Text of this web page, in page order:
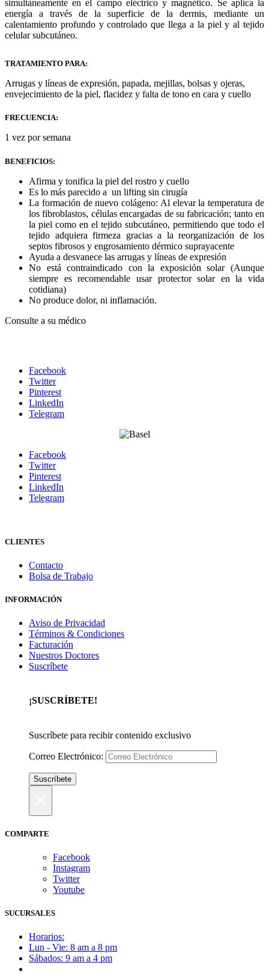
simultáneamente en el campo eléctrico y magnético. Se aplica la
energía a través de la superficie de la dermis, mediante un
calentamiento profundo y controlado que llega a la piel y al tejido
celular subcutáneo.
TRATAMIENTO PARA:
Arrugas y líneas de expresión, papada, mejillas, bolsas y ojeras,
envejecimiento de la piel, flacidez y falta de tono en cara y cuello
FRECUENCIA:
1 vez por semana
BENEFICIOS:
Afirma y tonifica la piel del rostro y cuello
Es lo más parecido a un lifting sin cirugía
La formación de nuevo colágeno: Al elevar la temperatura de
los fibroblastos, células encargadas de su fabricación; tanto en
la piel como en el tejido subcutáneo, permitiendo que todo el
tejido adquiera firmeza gracias a la reorganización de los
septos fibrosos y engrosamiento dérmico suprayacente
Ayuda a desvanece las arrugas y líneas de expresión
No está contraindicado con la exposición solar (Aunque
siempre es recomendable usar protector solar en la vida
cotidiana)
No produce dolor, ni inflamación.
Consulte a su médico
Facebook
Twitter
Pinterest
LinkedIn
Telegram
Facebook
Twitter
Pinterest
LinkedIn
Telegram
CLIENTES
Contacto
Bolsa de Trabajo
INFORMACIÓN
Aviso de Privacidad
Términos & Condiciones
Facturación
Nuestros Doctores
Suscríbete
¡SUSCRÍBETE!
Suscríbete para recibir contenido exclusivo
Correo Electrónico:
COMPARTE
Facebook
Instagram
Twitter
Youtube
SUCURSALES
Horarios:
Lun - Vie: 8 am a 8 pm
Sábados: 9 am a 4 pm